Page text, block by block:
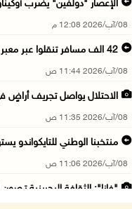
الإعصار "دولفين" يضرب
08/آب/2026 12:08 م
42 الف مسافر تنقلوا عبر معبر الكرامة الأسبوع ...
08/آب/2026 11:44 ص
الاحتلال يواصل تجريف
08/آب/2026 11:35 ص
منتخبنا الوطني للتايكواندو
08/آب/2026 11:06 ص
"فانا": الثقافة البحرينية